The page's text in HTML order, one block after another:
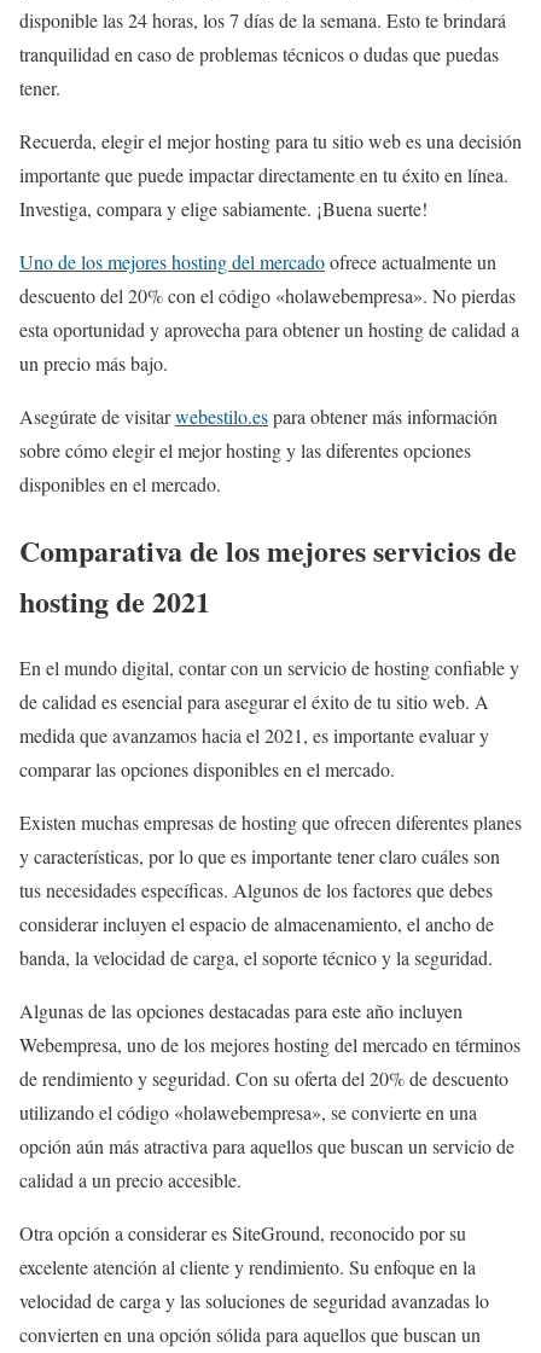
disponible las 24 horas, los 7 días de la semana. Esto te brindará
tranquilidad en caso de problemas técnicos o dudas que puedas
tener.
Recuerda, elegir el mejor hosting para tu sitio web es una decisión
importante que puede impactar directamente en tu éxito en línea.
Investiga, compara y elige sabiamente. ¡Buena suerte!
Uno de los mejores hosting del mercadoofrece actualmente un
descuento del 20% con el código «holawebempresa». No pierdas
esta oportunidad y aprovecha para obtener un hosting de calidad a
un precio más bajo.
Asegúrate de visitarwebestilo.espara obtener más información
sobre cómo elegir el mejor hosting y las diferentes opciones
disponibles en el mercado.
Comparativa de los mejores servicios de
hosting de 2021
En el mundo digital, contar con un servicio de hosting confiable y
de calidad es esencial para asegurar el éxito de tu sitio web. A
medida que avanzamos hacia el 2021, es importante evaluar y
comparar las opciones disponibles en el mercado.
Existen muchas empresas de hosting que ofrecen diferentes planes
y características, por lo que es importante tener claro cuáles son
tus necesidades específicas. Algunos de los factores que debes
considerar incluyen el espacio de almacenamiento, el ancho de
banda, la velocidad de carga, el soporte técnico y la seguridad.
Algunas de las opciones destacadas para este año incluyen
Webempresa, uno de los mejores hosting del mercado en términos
de rendimiento y seguridad. Con su oferta del 20% de descuento
utilizando el código «holawebempresa», se convierte en una
opción aún más atractiva para aquellos que buscan un servicio de
calidad a un precio accesible.
Otra opción a considerar es SiteGround, reconocido por su
excelente atención al cliente y rendimiento. Su enfoque en la
velocidad de carga y las soluciones de seguridad avanzadas lo
convierten en una opción sólida para aquellos que buscan un